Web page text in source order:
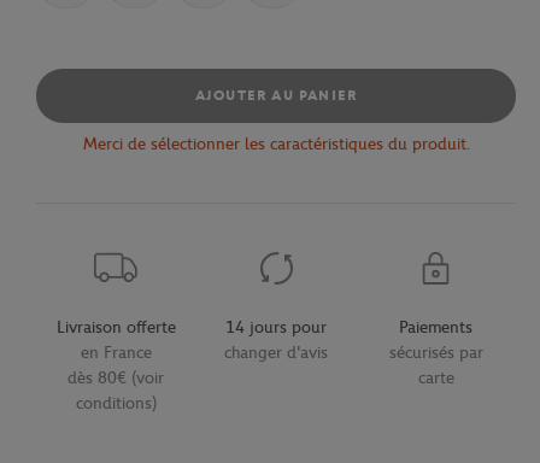
AJOUTER AU PANIER
Merci de sélectionner les caractéristiques du produit.
Livraison offerte
en France
dès 80€ (voir
conditions)
14 jours pour
changer d'avis
Paiements
sécurisés par
carte